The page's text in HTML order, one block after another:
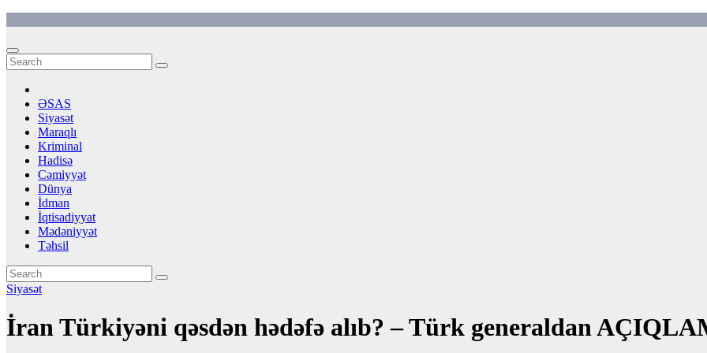
content
ƏSAS
Siyasət
Maraqlı
Kriminal
Hadisə
Cəmiyyət
Dünya
İdman
İqtisadiyyat
Mədəniyyət
Təhsil
Siyasət
İran Türkiyəni qəsdən hədəfə alıb? – Türk generaldan